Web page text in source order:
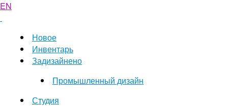
EN
Новое
Инвентарь
Задизайнено
Промышленный дизайн
Студия